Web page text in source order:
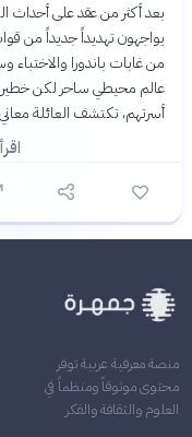
بعد أكثر من عقد على أحداث
يواجهون تهديداً جديداً من
من غابات باندورا والاختباء
عالم محيطي ساحر لكن
أسرتهم، تكتشف العائلة
منصة معرفية عربية توفر
محتوى موثوقاً ومنظماً في
العلوم والثقافة والفكر